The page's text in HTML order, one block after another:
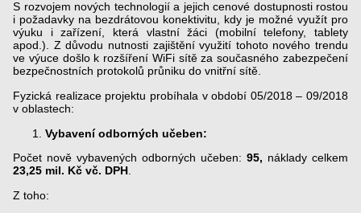
S rozvojem nových technologií a jejich cenové dostupnosti rostou
i požadavky na bezdrátovou konektivitu, kdy je možné využít pro
výuku i zařízení, která vlastní žáci (mobilní telefony, tablety
apod.). Z důvodu nutnosti zajištění využití tohoto nového trendu
ve výuce došlo k rozšíření WiFi sítě za současného zabezpečení
bezpečnostních protokolů průniku do vnitřní sítě.
Fyzická realizace projektu probíhala v období 05/2018 – 09/2018
v oblastech:
Vybavení odborných učeben:
Počet nově vybavených odborných učeben: 95, náklady celkem
23,25 mil. Kč vč. DPH.
Z toho: